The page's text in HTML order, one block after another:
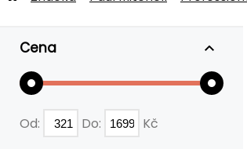
Cena
Od: Do: Kč